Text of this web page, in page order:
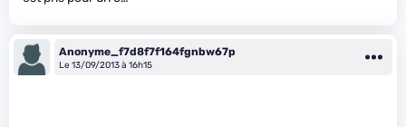
Anonyme_f7d8f7f164fgnbw67p
Le 13/09/2013 à 16h15